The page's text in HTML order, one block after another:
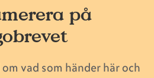
på
vad som händer här och